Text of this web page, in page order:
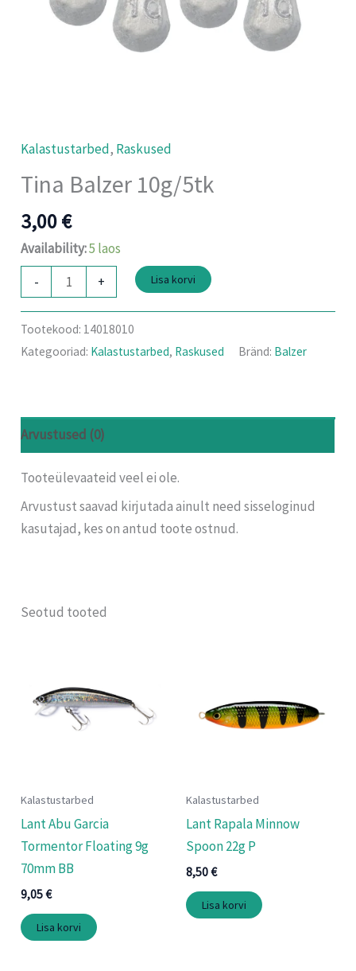
Kalastustarbed, Raskused
Tina Balzer 10g/5tk
3,00€
Availability:5 laos
-
+ Lisa korvi
Tootekood: 14018010
Kategooriad: Kalastustarbed, Raskused Bränd: Balzer
Arvustused (0)
Tooteülevaateid veel ei ole.
Arvustust saavad kirjutada ainult need sisseloginud
kasutajad, kes on antud toote ostnud.
Seotud tooted
Kalastustarbed
Lant Abu Garcia
Tormentor Floating 9g
70mm BB
9,05€
Lisa korvi
Kalastustarbed
Lant Rapala Minnow
Spoon 22g P
8,50€
Lisa korvi